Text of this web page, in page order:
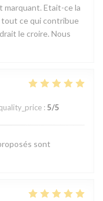
marquant. Etait-ce la
ce qui contribue
le croire. Nous
: 5/5
sont